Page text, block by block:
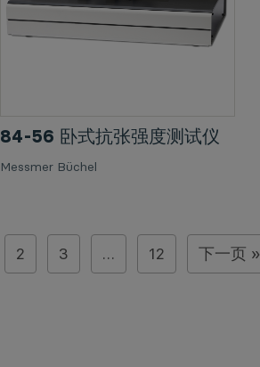
84-56 卧式抗张强度测试仪
Messmer Büchel
2 3 … 12 下一页 »